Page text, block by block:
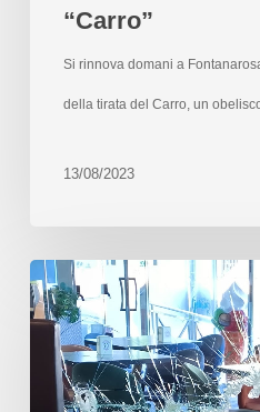
“Carro”
Si rinnova domani a
della tirata del Carro, un
13/08/2023